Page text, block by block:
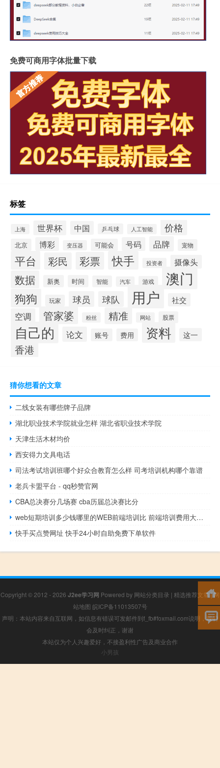
免费可商用字体批量下载
标签
上海 世界杯 中国 乒乓球 人工智能 价格
北京 博彩 变压器 可能会 号码 品牌 宠物
平台 彩民 彩票 快手 投资者 摄像头
数据 新奥 时间 智能 汽车 游戏 澳门
狗狗 玩家 球员 球队 用户 社交
空调 管家婆 粉丝 精准 网站 股票
自己的 论文 账号 费用 资料 这一
香港
猜你想看的文章
二线女装有哪些牌子品牌
湖北职业技术学院就业怎样 湖北省职业技术学院
天津生活木材均价
西安得力文具电话
司法考试培训班哪个好众合教育怎么样 司考培训机构哪个靠谱
老兵卡盟平台 - qq秒赞官网
CBA总决赛分几场赛 cba历届总决赛比分
web短期培训多少钱哪里的WEB前端培训比 前端培训费用大概多少
快手买点赞网址 快手24小时自助免费下单软件
Copyright © 2012 - 2026 J2ee学习网 Powered by 网站分类目录 | 精选推荐文章|网
站地图 皖ICP备11013507号
声明：本站内容来自互联网，如信息有错误可发邮件到f_fb#foxmail.com说明，我们
会及时纠正，谢谢
本站仅为个人兴趣爱好，不接盈利性广告及商业合作
小男孩